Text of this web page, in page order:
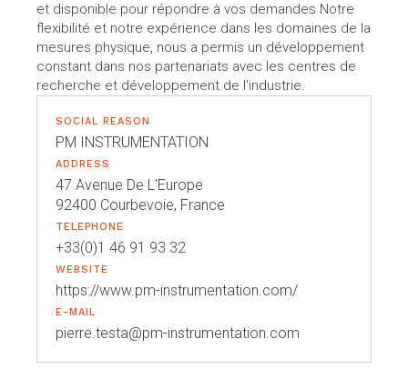
et disponible pour répondre à vos demandes Notre
flexibilité et notre expérience dans les domaines de la
mesures physique, nous a permis un développement
constant dans nos partenariats avec les centres de
recherche et développement de l'industrie.
SOCIAL REASON
PM INSTRUMENTATION
ADDRESS
47 Avenue De L'Europe
92400 Courbevoie, France
TELEPHONE
+33(0)1 46 91 93 32
WEBSITE
https://www.pm-instrumentation.com/
E-MAIL
pierre.testa@pm-instrumentation.com